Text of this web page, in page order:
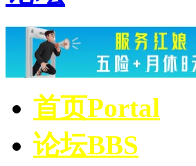
首页Portal
论坛BBS